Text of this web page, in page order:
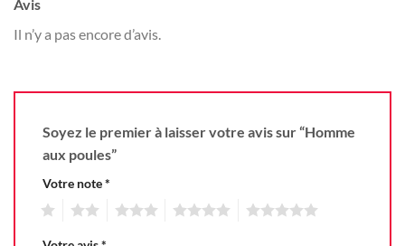
Avis
Il n’y a pas encore d’avis.
Soyez le premier à laisser votre avis sur “Homme
aux poules”
Votre note*